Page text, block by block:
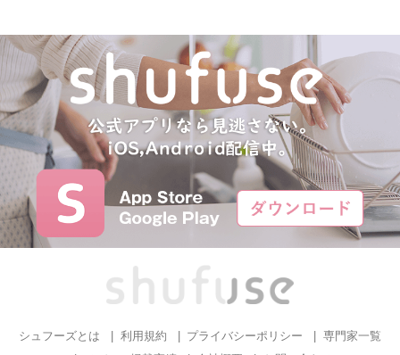
シュフーズとは 利用規約 プライバシーポリシー
専門家一覧